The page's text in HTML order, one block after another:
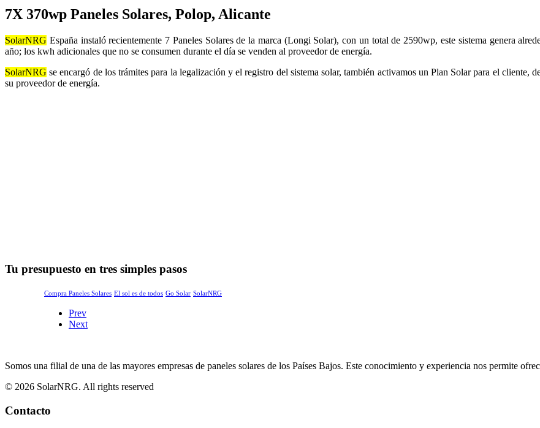
7X 370wp Paneles Solares, Polop, Alicante
SolarNRG España instaló recientemente 7 Paneles Solares de la marca (Longi Solar), con un total de 2590wp, este sistema genera
año; los kwh adicionales que no se consumen durante el día se venden al proveedor de energía.
SolarNRG se encargó de los trámites para la legalización y el registro del sistema solar, también activamos un Plan Solar para el cliente,
su proveedor de energía.
Tu presupuesto en tres simples pasos
Compra Paneles Solares El sol es de todos Go Solar SolarNRG
Prev
Next
Somos una filial de una de las mayores empresas de paneles solares de los Países Bajos. Este conocimiento y experiencia nos permite
© 2026 SolarNRG. All rights reserved
Contacto